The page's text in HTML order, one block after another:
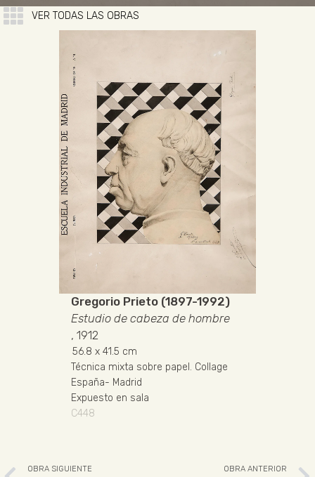
VER TODAS LAS OBRAS
Gregorio Prieto (1897-1992)
Estudio de cabeza de hombre
, 1912
56.8 x 41.5 cm
Técnica mixta sobre papel . Collage
España- Madrid
Expuesto en sala
C448
OBRA SIGUIENTE OBRA ANTERIOR